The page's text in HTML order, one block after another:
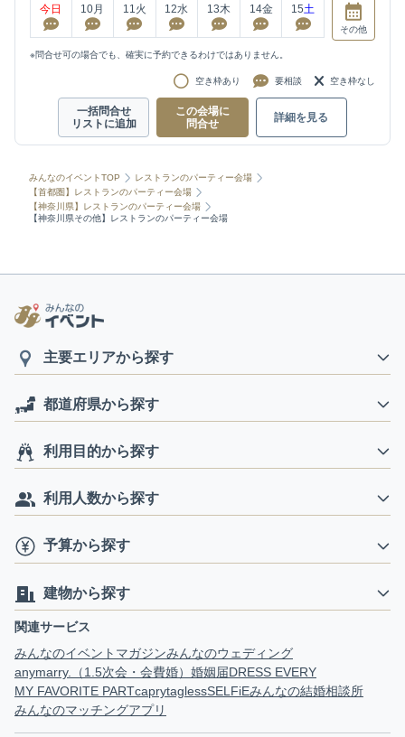
今日 10月 11火 12水 13木 14金 15土
その他
※問合せ可の場合でも、確実に予約できるわけではありません。
空き枠あり 要相談 空き枠なし
一括問合せ
リストに追加
この会場に
問合せ
詳細を見る
みんなのイベントTOP
レストランのパーティー会場
【首都圏】レストランのパーティー会場
【神奈川県】レストランのパーティー会場
【神奈川県その他】レストランのパーティー会場
主要エリアから探す
都道府県から探す
利用目的から探す
利用人数から探す
予算から探す
建物から探す
関連サービス
みんなのイベントマガジンみんなのウェディング
anymarry.（1.5次会・会費婚） 婚姻届DRESS EVERY
MY FAVORITE PARTcaprytaglessSELFiEみんなの結婚相談所
みんなのマッチングアプリ